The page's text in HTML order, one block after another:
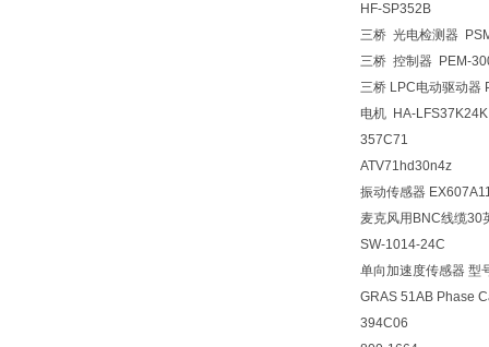
HF-SP352B
三桥 光电检测器
三桥 控制器 PEM-
三桥 LPC电动驱动器
电机 HA-LFS37K24K
357C71
ATV71hd30n4z
振动传感器
麦克风用BNC线缆30
SW-1014-24C
单向加速度传感器 型
GRAS 51AB Phase
394C06